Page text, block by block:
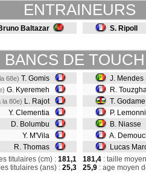
ENTRAINEURS
Baltazar S. Ripoll
BANCS DE
68e) T. Gomis
G. Kyeremeh
la 80e) L. Rajot
Y. Clementia
D. Bolumbu
Y. M'Vila
R. Thomas
J. Mendes
R.
T.
P.
B. Niasse
A.
Lucas
titulaires (cm) : 181,1
titulaires (ans) : 25,3
181,4 : taille
25,9 : age moyen